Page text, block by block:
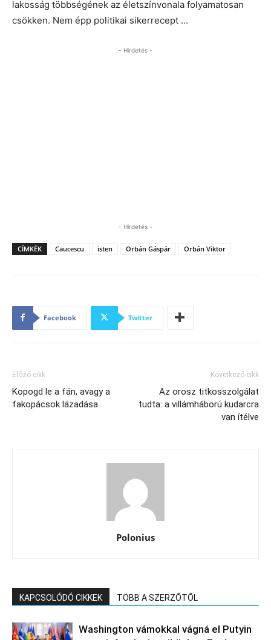
lakosság többségének az életszínvonala folyamatosan
csökken. Nem épp politikai sikerrecept …
- Hirdetés -
- Hirdetés -
CÍMKÉK Caucescu isten Orbán Gáspár Orbán Viktor
Facebook Twitter
Előző cikk
Kopogd le a fán, avagy a
fakopácsok lázadása
Következő cikk
Az orosz titkosszolgálat
tudta: a villámháború kudarcra
van ítélve
Polonius
KAPCSOLÓDÓ CIKKEK TÖBB A SZERZŐTŐL
Washington vámokkal vágná el Putyin